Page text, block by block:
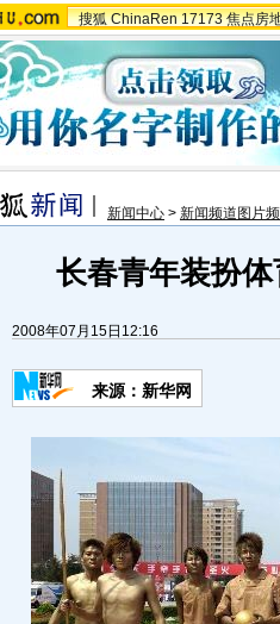
搜狐 ChinaRen 17173 焦点房
新闻中心 > 新闻频道图片
长春青年装扮
2008年07月15日12:16
来源：新华网